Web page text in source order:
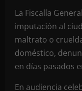
La Fiscalía
imputación al
maltrato o
doméstico,
en días pasados
En audiencia